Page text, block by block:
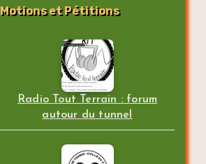
Motions et Pétitions
Radio Tout Terrain : forum
autour du tunnel